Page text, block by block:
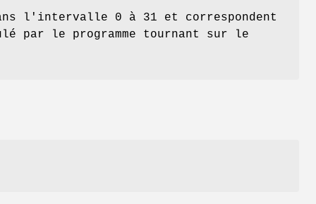
l'intervalle 0 à 31 et correspondent
par le programme tournant sur le